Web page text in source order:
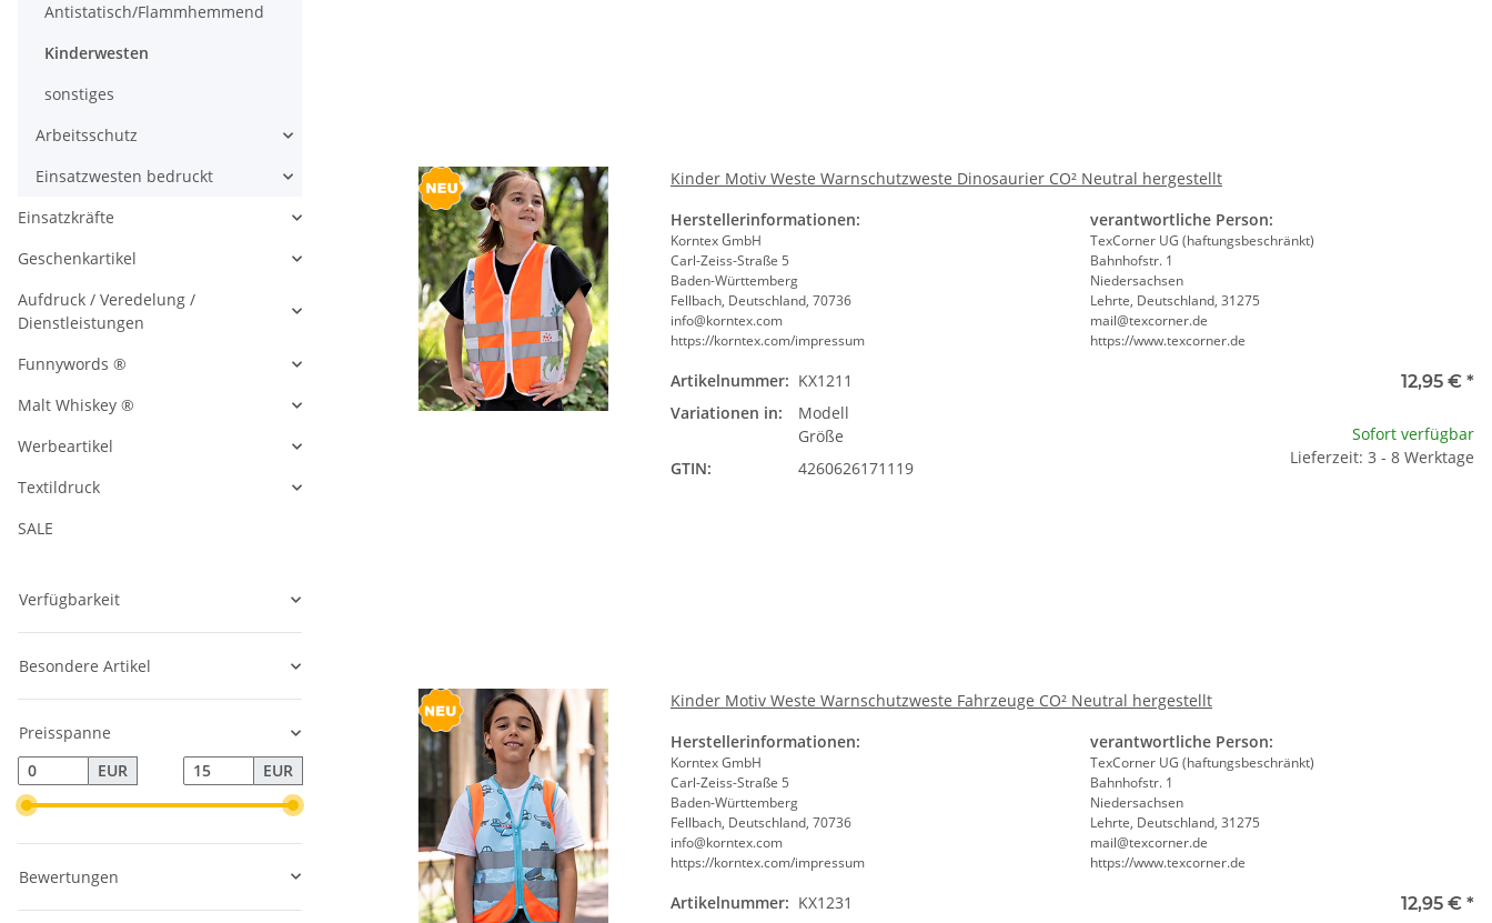
Kinder Motiv Weste Warnschutzweste Dinosaurier CO² Neutral hergestellt
Herstellerinformationen:
Korntex GmbH
Carl-Zeiss-Straße 5
Baden-Württemberg
Fellbach, Deutschland, 70736
info@korntex.com
https://korntex.com/impressum
verantwortliche Person:
TexCorner UG (haftungsbeschränkt)
Bahnhofstr. 1
Niedersachsen
Lehrte, Deutschland, 31275
mail@texcorner.de
https://www.texcorner.de
Artikelnummer: KX1211
Variationen in:
Modell
Größe
GTIN:
4260626171119
12,95 € *
Sofort verfügbar
Lieferzeit: 3 - 8 Werktage
Kinder Motiv Weste Warnschutzweste Fahrzeuge CO² Neutral hergestellt
Herstellerinformationen:
Korntex GmbH
Carl-Zeiss-Straße 5
Baden-Württemberg
Fellbach, Deutschland, 70736
info@korntex.com
https://korntex.com/impressum
verantwortliche Person:
TexCorner UG (haftungsbeschränkt)
Bahnhofstr. 1
Niedersachsen
Lehrte, Deutschland, 31275
mail@texcorner.de
https://www.texcorner.de
Artikelnummer: KX1231
12,95 € *
Antistatisch/Flammhemmend
Kinderwesten
sonstiges
Arbeitsschutz
Einsatzwesten bedruckt
Einsatzkräfte
Geschenkartikel
Aufdruck / Veredelung /
Dienstleistungen
Funnywords ®
Malt Whiskey ®
Werbeartikel
Textildruck
SALE
Verfügbarkeit
Besondere Artikel
Preisspanne
EUR
EUR
Bewertungen